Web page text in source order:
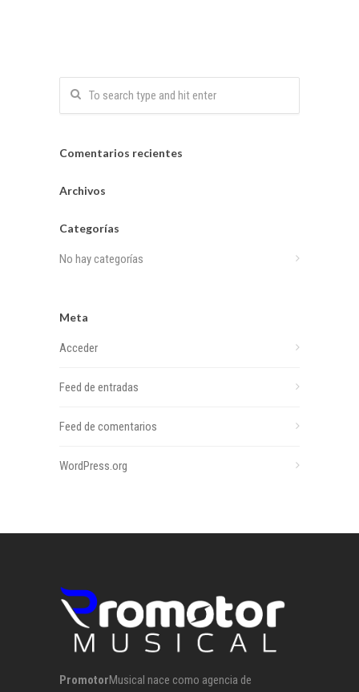
Comentarios recientes
Archivos
Categorías
No hay categorías
Meta
Acceder
Feed de entradas
Feed de comentarios
WordPress.org
PromotorMusical nace como agencia de